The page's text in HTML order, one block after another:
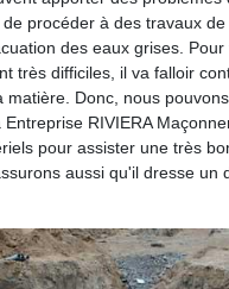
procéder à des travaux
des eaux grises. Pour
très difficiles, il va falloir
matière. Donc, nous
RIVIERA
pour assister une très
aussi qu'il dresse un